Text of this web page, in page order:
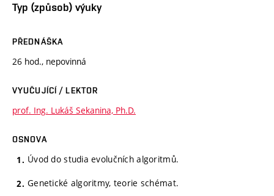
Typ (způsob) výuky
PŘEDNÁŠKA
26 hod., nepovinná
VYUČUJÍCÍ / LEKTOR
prof. Ing. Lukáš Sekanina, Ph.D.
OSNOVA
Úvod do studia evolučních algoritmů.
Genetické algoritmy, teorie schémat.